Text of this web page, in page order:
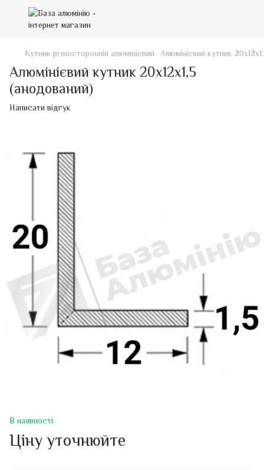
Кутник різносторонній алюмінієвий Алюмінієвий кутник
Алюмінієвий кутник 20х12х1,5
(анодований)
Написати відгук
В наявності
Ціну уточнюйте